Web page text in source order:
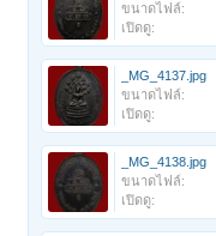
ขนาดไฟล์:
เปิดดู:
_MG_4137.jpg
ขนาดไฟล์:
เปิดดู:
_MG_4138.jpg
ขนาดไฟล์:
เปิดดู: